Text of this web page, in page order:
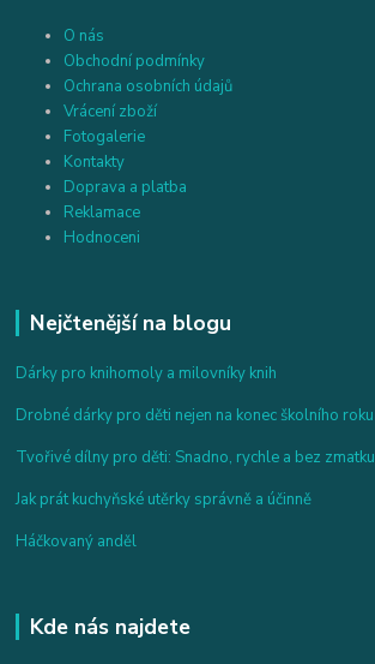
O nás
Obchodní podmínky
Ochrana osobních údajů
Vrácení zboží
Fotogalerie
Kontakty
Doprava a platba
Reklamace
Hodnoceni
Nejčtenější na blogu
Dárky pro knihomoly a milovníky knih
Drobné dárky pro děti nejen na konec školního roku
Tvořivé dílny pro děti: Snadno, rychle a bez zmatku
Jak prát kuchyňské utěrky správně a účinně
Háčkovaný anděl
Kde nás najdete